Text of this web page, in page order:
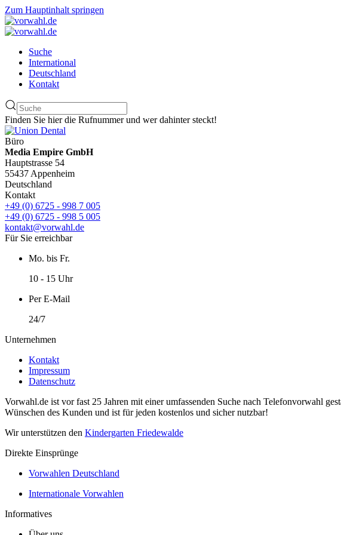
Zum Hauptinhalt springen
Suche
International
Deutschland
Kontakt
Finden Sie hier die Rufnummer und wer dahinter steckt!
Büro
Media Empire GmbH
Hauptstrasse 54
55437 Appenheim
Deutschland
Kontakt
+49 (0) 6725 - 998 7 005
+49 (0) 6725 - 998 5 005
kontakt@vorwahl.de
Für Sie erreichbar
Mo. bis Fr.
10 - 15 Uhr
Per E-Mail
24/7
Unternehmen
Kontakt
Impressum
Datenschutz
Vorwahl.de ist vor fast 25 Jahren mit einer umfassenden Suche nach Telefonvorwahl
Wünschen des Kunden und ist für jeden kostenlos und sicher nutzbar!
Wir unterstützen den Kindergarten Friedewalde
Direkte Einsprünge
Vorwahlen Deutschland
Internationale Vorwahlen
Informatives